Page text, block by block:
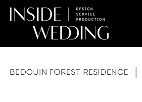
BEDOUIN FOREST RESIDENCE